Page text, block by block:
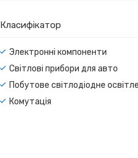
Класифікатор
Электронні компоненти
Світлові прибори для авто
Побутове світлодіодне
Комутація